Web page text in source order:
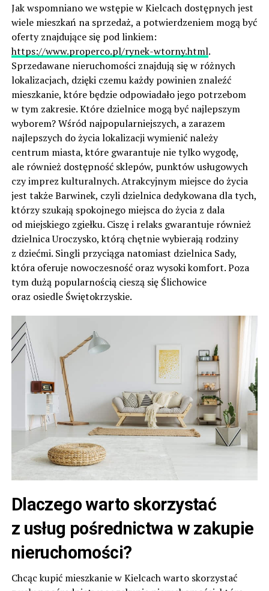
Jak wspomniano we wstępie w Kielcach dostępnych jest
wiele mieszkań na sprzedaż, a potwierdzeniem mogą być
oferty znajdujące się pod linkiem:
https://www.properco.pl/rynek-wtorny.html.
Sprzedawane nieruchomości znajdują się w różnych
lokalizacjach, dzięki czemu każdy powinien znaleźć
mieszkanie, które będzie odpowiadało jego potrzebom
w tym zakresie. Które dzielnice mogą być najlepszym
wyborem? Wśród najpopularniejszych, a zarazem
najlepszych do życia lokalizacji wymienić należy
centrum miasta, które gwarantuje nie tylko wygodę,
ale również dostępność sklepów, punktów usługowych
czy imprez kulturalnych. Atrakcyjnym miejsce do życia
jest także Barwinek, czyli dzielnica dedykowana dla tych,
którzy szukają spokojnego miejsca do życia z dala
od miejskiego zgiełku. Ciszę i relaks gwarantuje również
dzielnica Uroczysko, którą chętnie wybierają rodziny
z dziećmi. Singli przyciąga natomiast dzielnica Sady,
która oferuje nowoczesność oraz wysoki komfort. Poza
tym dużą popularnością cieszą się Ślichowice
oraz osiedle Świętokrzyskie.
Dlaczego warto skorzystać
z usług pośrednictwa w zakupie
nieruchomości?
Chcąc kupić mieszkanie w Kielcach warto skorzystać